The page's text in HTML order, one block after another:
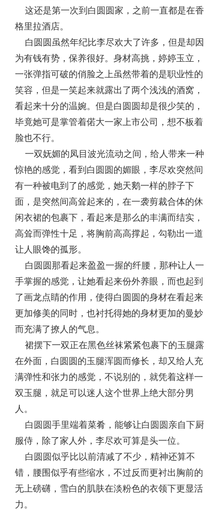
这还是第一次到白圆圆家，之前一直都是在香
格里拉酒店。
白圆圆虽然年纪比李尽欢大了许多，但是却因
为有钱有势，保养很好。身材高挑，婷婷玉立，
一张弹指可破的俏脸之上虽然带着的是职业性的
笑容，但是一笑起来就露出了两个浅浅的酒窝，
看起来十分的温婉。但是白圆圆却是很少笑的，
毕竟她可是掌管着偌大一家上市公司，想不板着
脸也不行。
一双妩媚的凤目波光流动之间，给人带来一种
惊艳的感觉，看到白圆圆的媚眼，李尽欢突然间
有一种被电到了的感觉，她天鹅一样的脖子下
面，是突然间高耸起来的，在一袭剪裁合体的休
闲衣裙的包裹下，看起来是那么的丰满而结实，
高耸而弹性十足，将胸前高高撑起，勾勒出一道
让人眼馋的孤形。
白圆圆那看起来盈盈一握的纤腰，那种让人一
手掌握的感觉，让她看起来份外养眼，而也起到
了画龙点睛的作用，使得白圆圆的身材在看起来
更加修美的同时，也衬托得她的身材更加的曼妙
而充满了撩人的气息。
裙摆下一双正在黑色丝袜紧紧包裹下的玉腿露
在外面，白圆圆的玉腿浑圆而修长，却又给人充
满弹性和张力的感觉，不说别的，就凭着这样一
双玉腿，就足可以迷人这个世界上绝大部分男
人。
白圆圆手里端着菜肴，能够让白圆圆亲自下厨
服侍，除了家人外，李尽欢可算是头一位。
白圆圆似乎比以前清减了不少，精神还算不
错，腰围似乎有些缩水，不过反而更衬出胸前的
无上磅礴，雪白的肌肤在淡粉色的衣领下更显活
力。